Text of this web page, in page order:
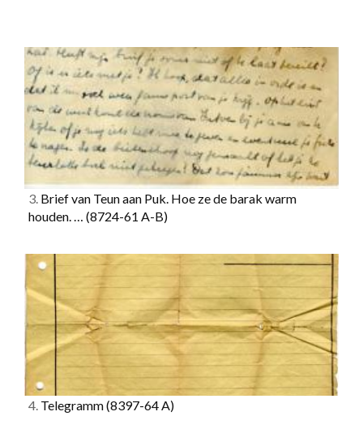
3. Brief van Teun aan Puk. Hoe ze de barak warm
houden. … (8724-61 A-B)
4. Telegramm(8397-64 A)